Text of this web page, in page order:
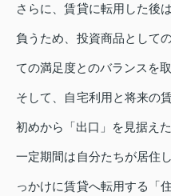
さらに、賃貸に転用した後
負うため、投資商品として
ての満足度とのバランスを
そして、自宅利用と将来の
初めから「出口」を見据え
一定期間は自分たちが居住
っかけに賃貸へ転用する「